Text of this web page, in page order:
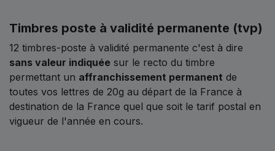
Timbres poste à validité permanente (tvp)
12 timbres-poste à validité permanente c'est à dire
sans valeur indiquée sur le recto du timbre
permettant un affranchissement permanent de
toutes vos lettres de 20g au départ de la France à
destination de la France quel que soit le tarif postal en
vigueur de l'année en cours.